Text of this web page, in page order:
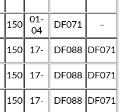
150
01-
04
DF071 –
150 17- DF088 DF071
150 17- DF088 DF071
150 17- DF088 DF071